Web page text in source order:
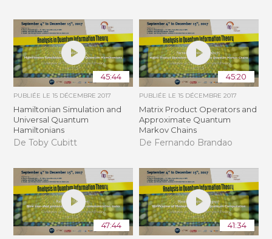
45:44
PUBLIÉE LE15 DÉCEMBRE 2017
Hamiltonian Simulation and
Universal Quantum
Hamiltonians
De Toby Cubitt
45:20
PUBLIÉE LE 15 DÉCEMBRE 2017
Matrix Product Operators and
Approximate Quantum
Markov Chains
De Fernando Brandao
47:44 41:34